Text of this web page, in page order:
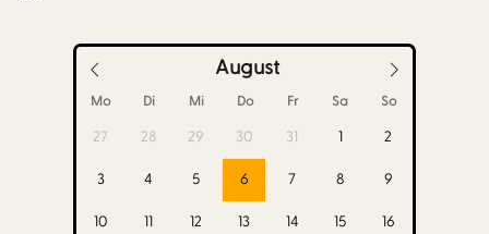
August
Mo Di Mi Do Fr Sa So
27 28 29 30 31 1 2
3 4 5 6 7 8 9
10 11 12 13 14 15 16